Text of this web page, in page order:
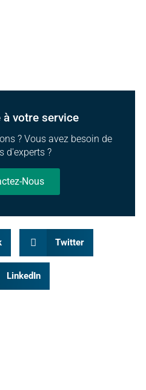
à votre service
? Vous avez besoin de
d'experts ?
Nous
Twitter
LinkedIn